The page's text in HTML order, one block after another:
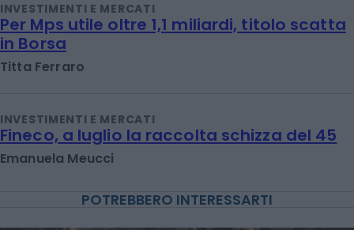
INVESTIMENTI E MERCATI
Per Mps utile oltre 1,1 miliardi, titolo scatta
in Borsa
Titta Ferraro
INVESTIMENTI E MERCATI
Fineco, a luglio la raccolta schizza del 45
Emanuela Meucci
POTREBBERO INTERESSARTI